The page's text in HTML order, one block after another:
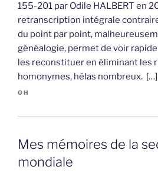
155-201 par Odile HALBERT en
retranscription intégrale
du point par point,
généalogie, permet de voir
les reconstituer en éliminant les
homonymes, hélas nombreux. […]
OH
Mes mémoires de la
mondiale